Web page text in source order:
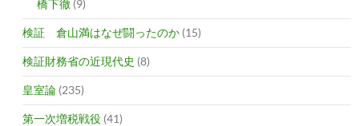
橋下徹 (9)
検証 倉山満はなぜ闘ったのか (15)
検証財務省の近現代史 (8)
皇室論 (235)
第一次増税戦役 (41)